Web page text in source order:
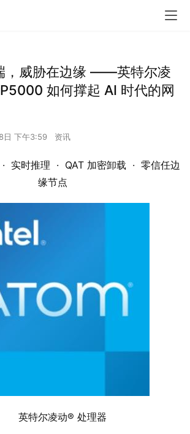
，威胁在边缘 ——英特尔凌
如何撑起 AI 时代的网
日 下午3:59 资讯
实时推理  ·  QAT 加密卸载  ·  零信任边
缘节点
英特尔凌动® 处理器